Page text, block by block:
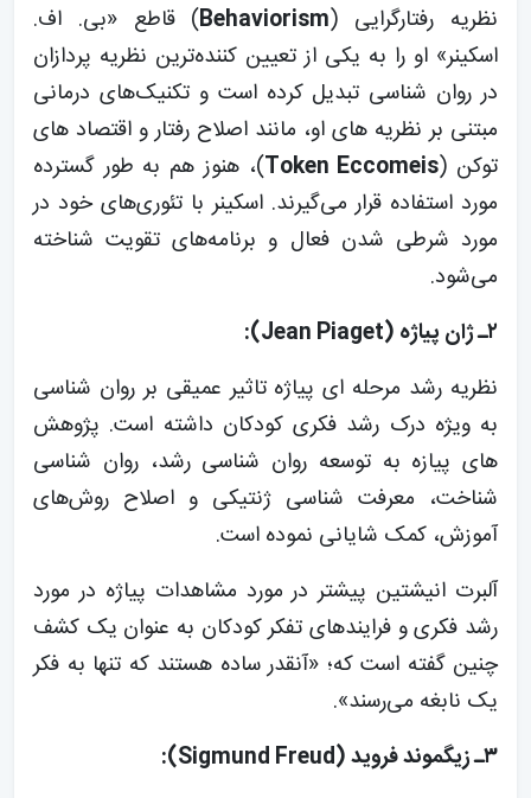
نظریه رفتارگرایی (Behaviorism) قاطع «بی. اف.
اسکینر» او را به یکی از تعیین کننده‌ترین نظریه پردازان
در روان شناسی تبدیل کرده است و تکنیک‌های درمانی
مبتنی بر نظریه های او، مانند اصلاح رفتار و اقتصاد های
توکن (Token Eccomeis)، هنوز هم به طور گسترده
مورد استفاده قرار می‌گیرند. اسکینر با تئوری‌های خود در
مورد شرطی شدن فعال و برنامه‌های تقویت شناخته
می‌شود.
۲ـ ژان پیاژه (Jean Piaget):
نظریه رشد مرحله ای پیاژه تاثیر عمیقی بر روان شناسی
به ویژه درک رشد فکری کودکان داشته است. پژوهش
های پیازه به توسعه روان شناسی رشد، روان شناسی
شناخت، معرفت شناسی ژنتیکی و اصلاح روش‌های
آموزش، کمک شایانی نموده است.
آلبرت انیشتین پیشتر در مورد مشاهدات پیاژه در مورد
رشد فکری و فرایندهای تفکر کودکان به عنوان یک کشف
چنین گفته است که؛ «آنقدر ساده هستند که تنها به فکر
یک نابغه می‌رسند».
۳ـ زیگموند فروید (Sigmund Freud):